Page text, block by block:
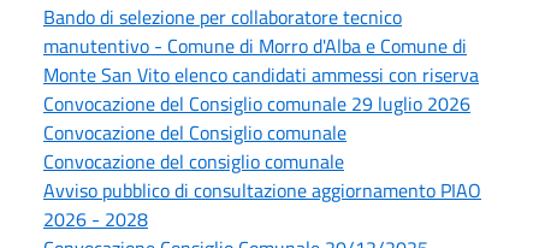
Bando di selezione per collaboratore tecnico
manutentivo - Comune di Morro d'Alba e Comune di
Monte San Vito elenco candidati ammessi con riserva
Convocazione del Consiglio comunale 29 luglio 2026
Convocazione del Consiglio comunale
Convocazione del consiglio comunale
Avviso pubblico di consultazione aggiornamento PIAO
2026 - 2028